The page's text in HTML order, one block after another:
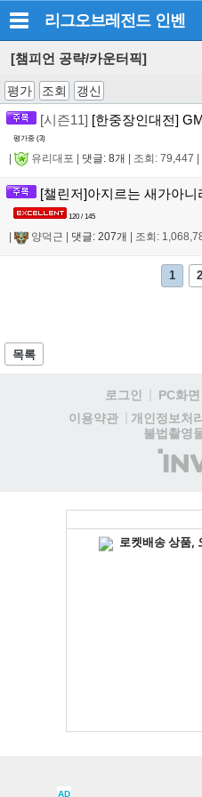
리그오브레전드 인벤
[챔피언 공략/카운터픽]
평가 조회 갱신
[시즌11] [한중장인대전]
평가중 (3)
유리대포 댓글: 8개 조회: 79,447
[챌린저]아지르는 새가아
120 / 145
| 양덕근 | 댓글: 207개 | 조회:
1 2
목록
로그인 PC화면
이용약관
개인정보처
불법촬영
AD